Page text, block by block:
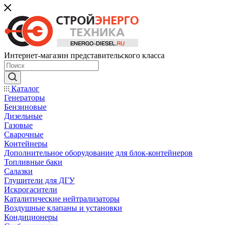
Интернет-магазин представительского класса
Каталог
Генераторы
Бензиновые
Дизельные
Газовые
Сварочные
Контейнеры
Дополнительное оборудование для блок-контейнеров
Топливные баки
Салазки
Глушители для ДГУ
Искрогасители
Каталитические нейтрализаторы
Воздушные клапаны и установки
Кондиционеры